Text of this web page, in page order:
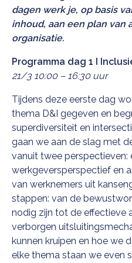
dagen werk je, op basis
inhoud, aan een plan van
organisatie.
Programma dag 1 I
21/3 10:00 – 16:30 uur
Tijdens deze eerste dag
thema D&I gegeven en
superdiversiteit en
gaan we aan de slag met
vanuit twee perspectieven:
werkgeversperspectief en
van werknemers uit
stappen: van de
nodig zijn tot de effectieve
verborgen
kunnen kruipen en hoe we
elke thema staan we even